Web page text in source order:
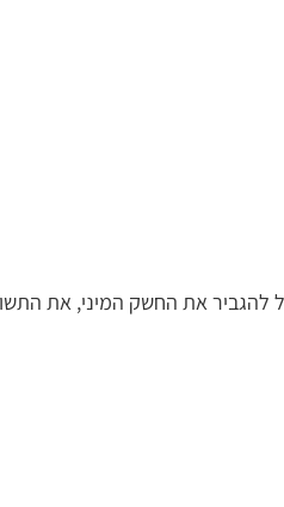
החשק המיני, את התשוקה המינית